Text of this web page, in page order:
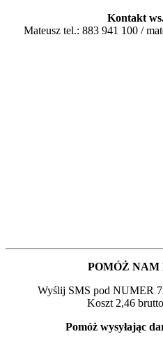
Kontakt
Mateusz tel.: 883 941 100 /
POMÓŻ NAM
Wyślij SMS pod NUMER
Koszt 2,46
Pomóż wysyłając